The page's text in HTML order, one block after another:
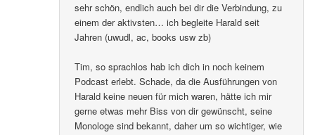
sehr schön, endlich auch bei dir die Verbindung, zu
einem der aktivsten… ich begleite Harald seit
Jahren (uwudl, ac, books usw zb)
Tim, so sprachlos hab ich dich in noch keinem
Podcast erlebt. Schade, da die Ausführungen von
Harald keine neuen für mich waren, hätte ich mir
gerne etwas mehr Biss von dir gewünscht, seine
Monologe sind bekannt, daher um so wichtiger, wie